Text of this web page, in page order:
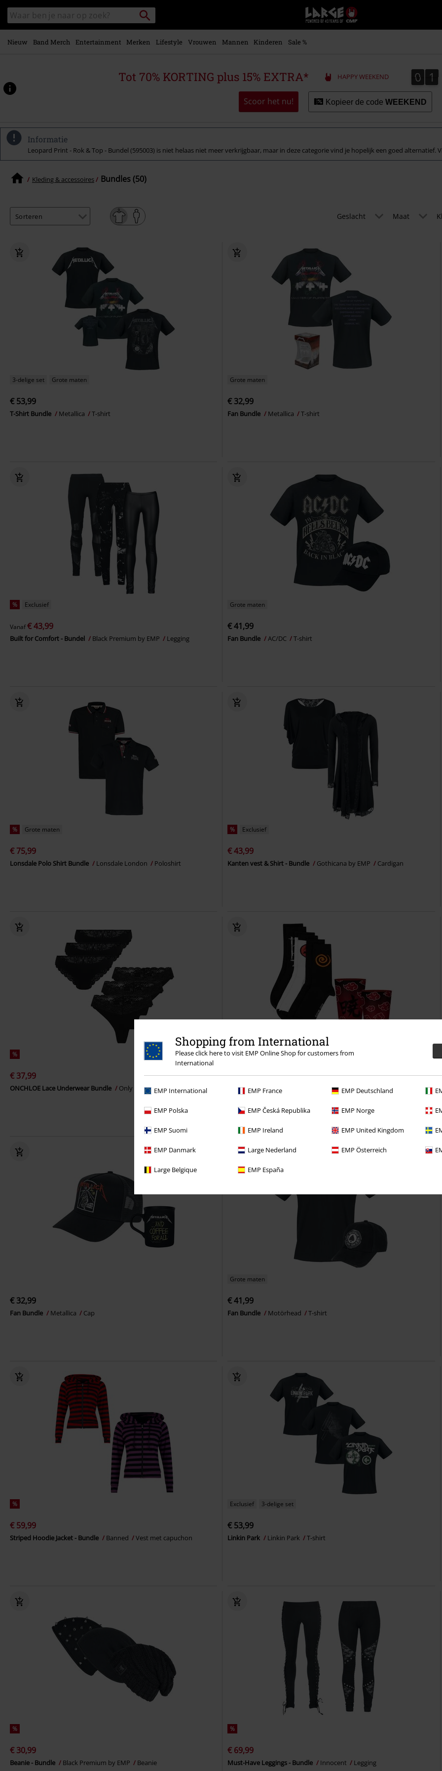
Shopping from International
Please click here to visit EMP Online Shop for customers from
International
EMP International EMP France EMP Deutschland
EMP Polska EMP Česká Republika EMP Norge
EMP Suomi EMP Ireland EMP United Kingdom
EMP Danmark Large Nederland EMP Österreich
Large Belgique EMP España
naar
hoofdinhoud
Zoek
in
catalogus
Packstation
zoeken
Large
–
Muziek-,
+
kleding
Nieuw Band Merch Entertainment Merken Lifestyle Vrouwen Mannen Kinderen Sale %
Tot 70% KORTING plus 15% EXTRA* HAPPY WEEKEND 0
0 1
1
Scoor het nu! Kopieer de code WEEKEND
Informatie
Leopard Print - Rok & Top - Bundel (595003) is niet helaas niet meer verkrijgbaar, maar in deze categorie vind je hopelijk een goed alternatief.
Kleding & accessoires Bundles (50)
Geslacht Maat
3-delige set Grote maten
€ 53,99
T-Shirt Bundle Metallica T-shirt
Grote maten
€ 32,99
Fan Bundle Metallica T-shirt
% Exclusief
Vanaf€ 43,99
Built for Comfort - Bundel Black Premium by EMP Legging
Grote maten
€ 41,99
Fan Bundle AC/DC T-shirt
% Grote maten
€ 75,99
Lonsdale Polo Shirt Bundle Lonsdale London Poloshirt
% Exclusief
€ 43,99
Kanten vest & Shirt - Bundle Gothicana by EMP Cardigan
%
€ 37,99
ONCHLOE Lace Underwear Bundle Only Panty
% Bijna uitverkocht
€ 26,99
Naruto - Bundel Naruto Fanpakket
€ 32,99
Fan Bundle Metallica Cap
Grote maten
€ 41,99
Fan Bundle Motörhead T-shirt
%
€ 59,99
Striped Hoodie Jacket - Bundle Banned Vest met capuchon
Exclusief 3-delige set
€ 53,99
Linkin Park Linkin Park T-shirt
%
€ 30,99
Beanie - Bundle Black Premium by EMP Beanie
%
€ 69,99
Must-Have Leggings - Bundle Innocent Legging